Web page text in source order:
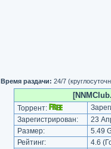
Время раздачи: 24/7
Торрент:
Зарегистрирован:
23
Размер:
5.49
Рейтинг: 4.6